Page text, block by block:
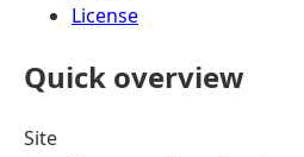
License
Quick overview
Site